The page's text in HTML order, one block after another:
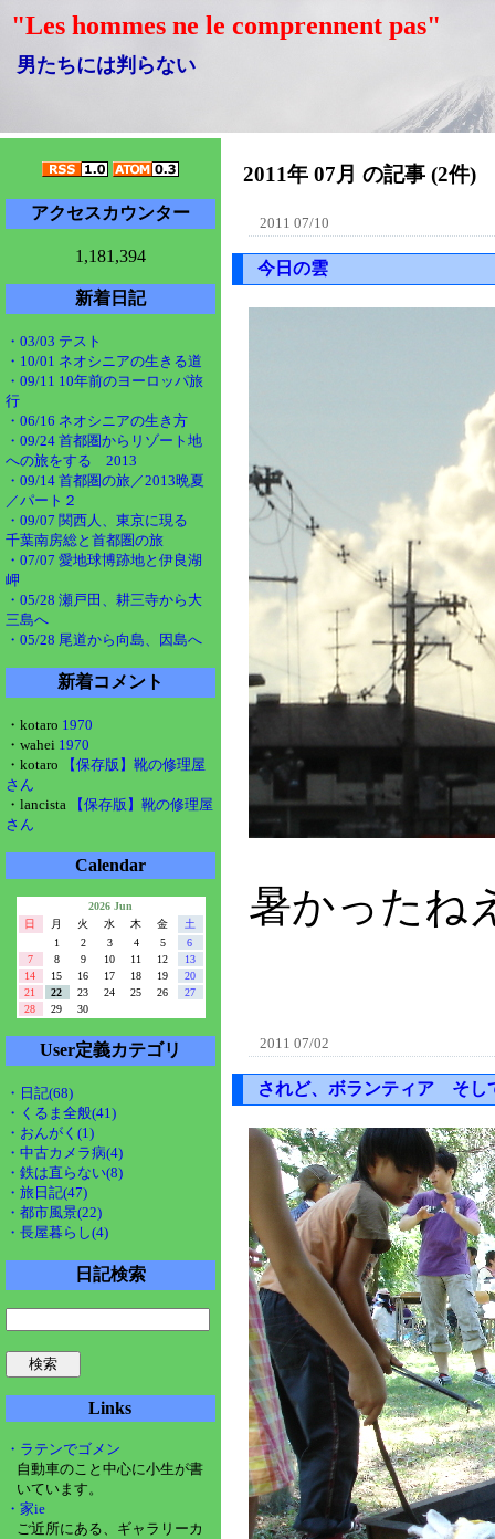
"Les hommes ne le comprennent pas"
男たちには判らない
アクセスカウンター
1,181,394
新着日記
・03/03 テスト
・10/01 ネオシニアの生きる道
・09/11 10年前のヨーロッパ旅
行
・06/16 ネオシニアの生き方
・09/24 首都圏からリゾート地
への旅をする 2013
・09/14 首都圏の旅／2013晩夏
／パート２
・09/07 関西人、東京に現る
千葉南房総と首都圏の旅
・07/07 愛地球博跡地と伊良湖
岬
・05/28 瀬戸田、耕三寺から大
三島へ
・05/28 尾道から向島、因島へ
新着コメント
・kotaro 1970
・wahei 1970
・kotaro
【保存版】靴の修理屋
さん
・lancista
【保存版】靴の修理屋
さん
Calendar
2026 Jun
日
月 火 水 木 金
土
1
2 3 4 5
6
7
8 9 10 11 12
13
14
15 16 17 18 19
20
21
22 23 24 25 26
27
28
29 30
User定義カテゴリ
・日記(68)
・くるま全般(41)
・おんがく(1)
・中古カメラ病(4)
・鉄は直らない(8)
・旅日記(47)
・都市風景(22)
・長屋暮らし(4)
日記検索
Links
・ラテンでゴメン
自動車のこと中心に小生が書
いています。
・家ie
ご近所にある、ギャラリーカ
2011年 07月 の記事 (2件)
2011 07/10
今日の雲
暑かったね
2011 07/02
されど、ボランティア そし